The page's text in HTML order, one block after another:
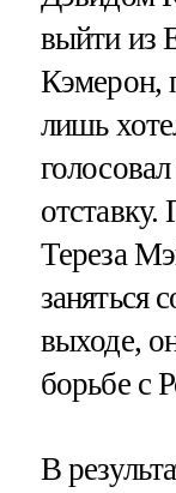
выйти из
Кэмерон,
лишь
Тереза
заняться
выходе,
борьбе с
В